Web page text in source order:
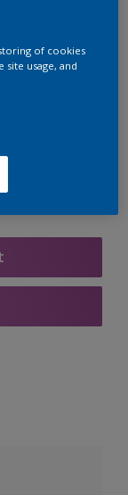
we werken
of cookies
usage, and